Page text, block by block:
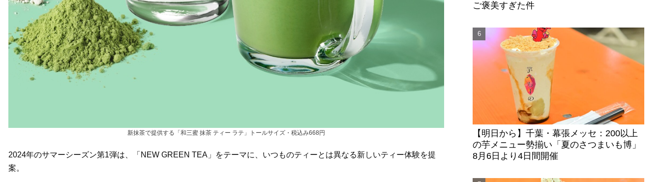
新抹茶で提供する「和三蜜 抹茶 ティー ラテ」トールサイズ・税込み668円
2024年のサマーシーズン第1弾は、「NEW GREEN TEA」をテーマに、いつものティーとは異なる新しいティー体験を提
案。
ご褒美すぎた件
【明日から】千葉・幕張メッセ：200以上
の芋メニュー勢揃い「夏のさつまいも博」
8月6日より4日間開催